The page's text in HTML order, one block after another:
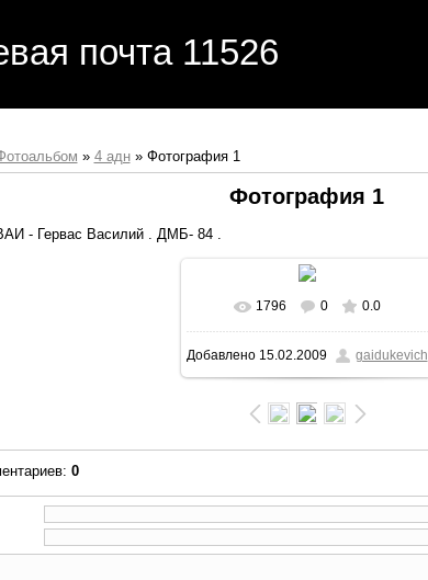
почта 11526
» 4 адн» Фотография 1
Фотография 1
- Гервас Василий . ДМБ- 84 .
В реальном размере 919x725
156.0Kb
1796 0 0.0
Добавлено15.02.2009 gaidukevich
: 0